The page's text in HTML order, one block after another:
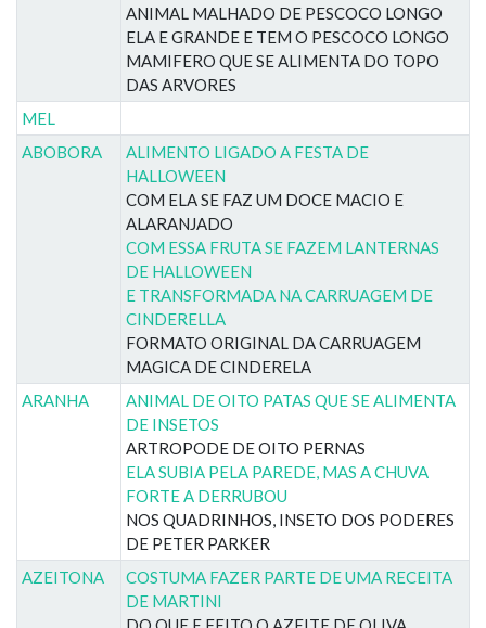
ANIMAL MALHADO DE PESCOCO LONGO
ELA E GRANDE E TEM O PESCOCO LONGO
MAMIFERO QUE SE ALIMENTA DO TOPO
DAS ARVORES
MEL
ABOBORA
ALIMENTO LIGADO A FESTA DE
HALLOWEEN
COM ELA SE FAZ UM DOCE MACIO E
ALARANJADO
COM ESSA FRUTA SE FAZEM LANTERNAS
DE HALLOWEEN
E TRANSFORMADA NA CARRUAGEM DE
CINDERELLA
FORMATO ORIGINAL DA CARRUAGEM
MAGICA DE CINDERELA
ARANHA
ANIMAL DE OITO PATAS QUE SE ALIMENTA
DE INSETOS
ARTROPODE DE OITO PERNAS
ELA SUBIA PELA PAREDE, MAS A CHUVA
FORTE A DERRUBOU
NOS QUADRINHOS, INSETO DOS PODERES
DE PETER PARKER
AZEITONA
COSTUMA FAZER PARTE DE UMA RECEITA
DE MARTINI